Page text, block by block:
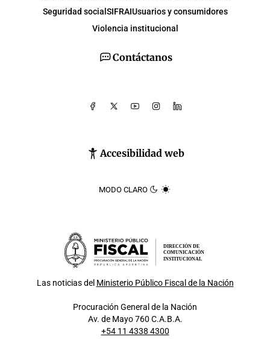
Contáctanos
Accesibilidad web
MODO CLARO
Seguridad social SIFRAIUsuarios y consumidores
Violencia institucional
DIRECCIÓN DE
COMUNICACIÓN
INSTITUCIONAL
Las noticias del Ministerio Público Fiscal de la Nación
Procuración General de la Nación
Av. de Mayo 760 C.A.B.A.
+54 11 4338 4300